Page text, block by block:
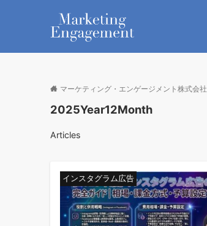
マーケティング・エンゲージメント株式会社
2025Year12Month
Articles
インスタグラム広告